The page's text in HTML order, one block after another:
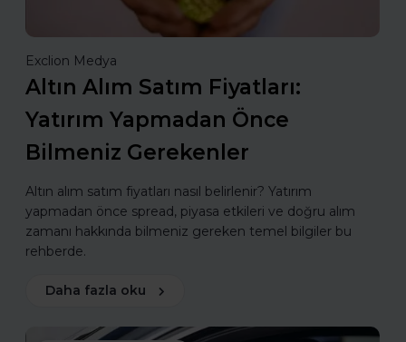
Exclion Medya
Altın Alım Satım Fiyatları:
Yatırım Yapmadan Önce
Bilmeniz Gerekenler
Altın alım satım fiyatları nasıl belirlenir? Yatırım
yapmadan önce spread, piyasa etkileri ve doğru alım
zamanı hakkında bilmeniz gereken temel bilgiler bu
rehberde.
Daha fazla oku